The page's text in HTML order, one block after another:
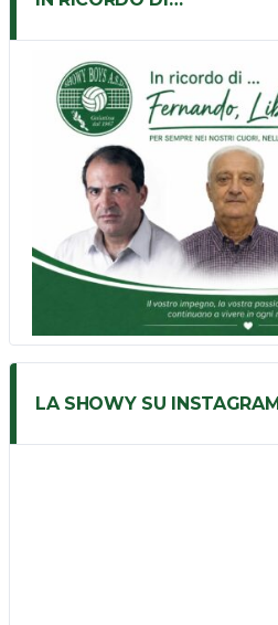
LA SHOWY SU INSTAGRAM